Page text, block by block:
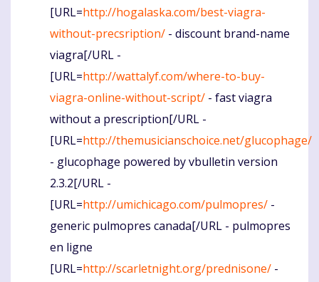
[URL=http://hogalaska.com/best-viagra-
without-precsription/ - discount brand-name
viagra[/URL -
[URL=http://wattalyf.com/where-to-buy-
viagra-online-without-script/ - fast viagra
without a prescription[/URL -
[URL=http://themusicianschoice.net/glucophage/
- glucophage powered by vbulletin version
2.3.2[/URL -
[URL=http://umichicago.com/pulmopres/ -
generic pulmopres canada[/URL - pulmopres
en ligne
[URL=http://scarletnight.org/prednisone/ -